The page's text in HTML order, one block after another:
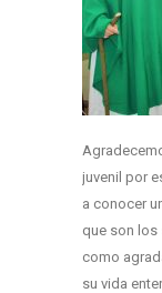
juvenil por
a conocer
que son los
como
su vida